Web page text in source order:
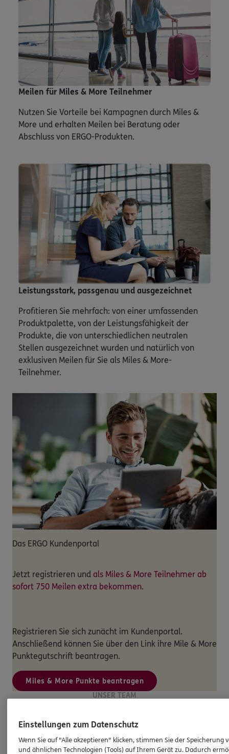
Meilen für Miles & More Teilnehmer
Nutzen Sie Vorteile bei Kampagnen durch Miles &
More und erhalten Meilen bei Beratung oder
Abschluss von ERGO-Produkten.
Leistungsstark, passgenau und ausgezeichnet
Profitieren Sie mehrfach: von einer umfassenden
Produktpalette, von der Leistungsfähigkeit der
Produkte, die von unterschiedlichen neutralen
Stellen ausgezeichnet wurden und natürlich von
exklusiven Meilen für Sie als Miles & More-
Teilnehmer.
Das ERGO Kundenportal
Jetzt registrieren und als Miles & More Teilnehmer ab
sofort 750 Meilen extra bekommen.
Registrieren Sie sich zunächt im Kundenportal.
Anschließend können Sie über den Link ihre Mile & More
Punktegutschrift beantragen.
Miles & More Punkte beantragen
UNSER TEAM
Versicherung Martin Zinn
Einstellungen zum Datenschutz
Wenn Sie auf "Alle akzeptieren" klicken, stimmen Sie der Speicherung
und ähnlichen Technologien (Tools) auf Ihrem Gerät zu. Dadurch